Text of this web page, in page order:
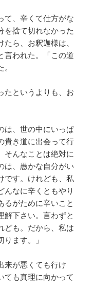
て、辛くて仕方がな
を捨て切れなかった
ら、お釈迦様は、
言われた。「この道
たというよりも、お
は、世の中にいっぱ
貴き道に出会って行
そんなことは絶対に
は、愚かな自分がい
です。けれども、私
んなに辛くともやり
るがために辛いこと
解下さい。言わずと
ども。だから、私は
ます。」
来が悪くても行け
ても真理に向かって